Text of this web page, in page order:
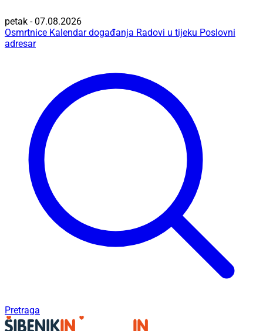
petak - 07.08.2026
Osmrtnice Kalendar događanja Radovi u tijeku Poslovni
adresar
Pretraga